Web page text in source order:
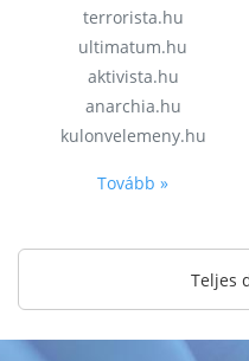
terrorista.hu
ultimatum.hu
aktivista.hu
anarchia.hu
kulonvelemeny.hu
Tovább »
Teljes